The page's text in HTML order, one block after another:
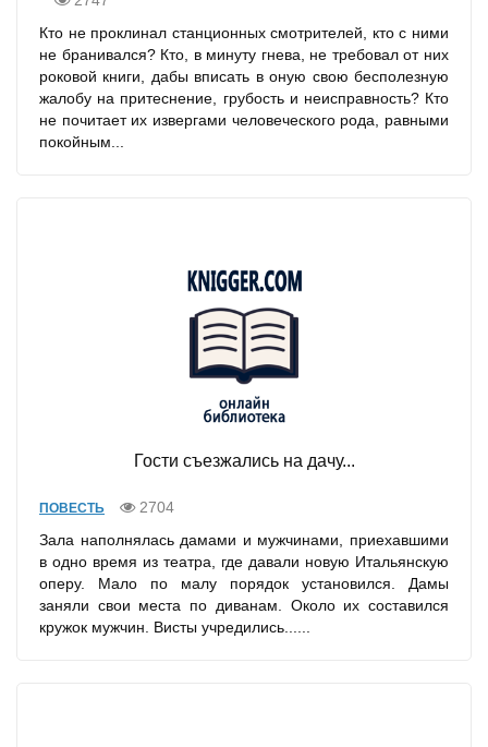
Кто не проклинал станционных смотрителей, кто с ними
не бранивался? Кто, в минуту гнева, не требовал от них
роковой книги, дабы вписать в оную свою бесполезную
жалобу на притеснение, грубость и неисправность? Кто
не почитает их извергами человеческого рода, равными
покойным...
Гости съезжались на дачу...
ПОВЕСТЬ
2704
Зала наполнялась дамами и мужчинами, приехавшими
в одно время из театра, где давали новую Итальянскую
оперу. Мало по малу порядок установился. Дамы
заняли свои места по диванам. Около их составился
кружок мужчин. Висты учредились......